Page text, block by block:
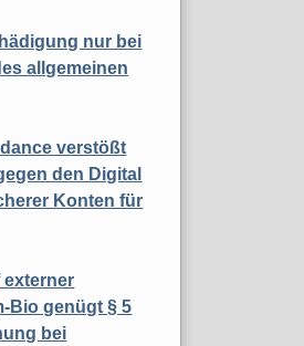
nur bei
allgemeinen
verstößt
den Digital
Konten für
externer
Bio genügt § 5
bei